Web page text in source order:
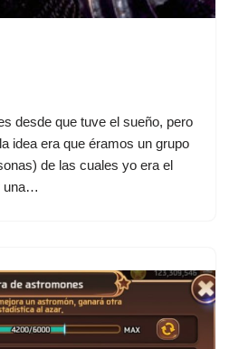
desde que tuve el sueño, pero
idea era que éramos un grupo
de las cuales yo era el
una…